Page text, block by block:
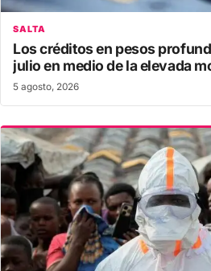
SALTA
Los créditos en pesos
julio en medio de la elevada
5 agosto, 2026